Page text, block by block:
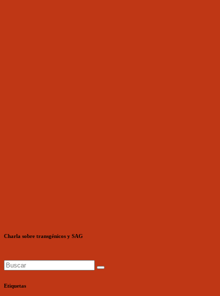
Charla sobre transgénicos y SAG
Etiquetas